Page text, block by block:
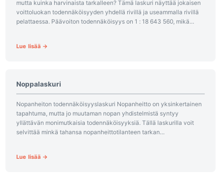
mutta kuinka harvinaista tarkalleen? Tämä laskuri näyttää jokaisen
voittoluokan todennäköisyyden yhdellä rivillä ja useammalla rivillä
pelattaessa. Päävoiton todennäköisyys on 1 : 18 643 560, mikä
Lue lisää →
Noppalaskuri
Nopanheiton todennäköisyyslaskuri Nopanheitto on yksinkertainen
tapahtuma, mutta jo muutaman nopan yhdistelmistä syntyy
yllättävän monimutkaisia todennäköisyyksiä. Tällä laskurilla voit
selvittää minkä tahansa nopanheittotilanteen tarkan
Lue lisää →